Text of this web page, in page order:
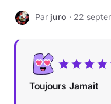
J Par juro · 22
Toujours Jamait